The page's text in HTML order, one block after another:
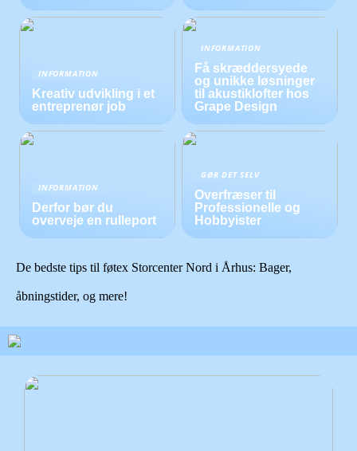
INFORMATION
Kreativ udvikling i et
entreprenør job
INFORMATION
Få skræddersyede
og unikke løsninger
til akustiklofter hos
Grape Design
INFORMATION
Derfor bør du
overveje en rulleport
GØR DET SELV
Overfræser til
Professionelle og
Hobbyister
De bedste tips til føtex Storcenter Nord i Århus: Bager,
åbningstider, og mere!